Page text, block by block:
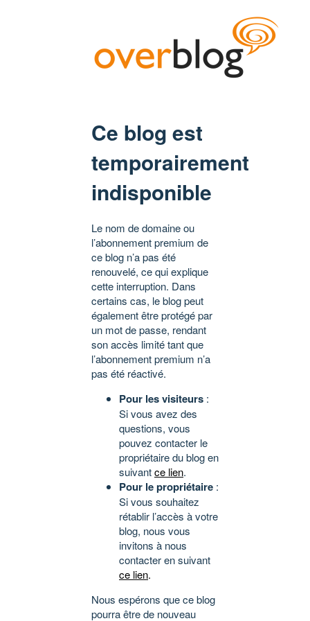
Ce blog est
temporairement
indisponible
Le nom de domaine ou
l’abonnement premium de
ce blog n’a pas été
renouvelé, ce qui explique
cette interruption. Dans
certains cas, le blog peut
également être protégé par
un mot de passe, rendant
son accès limité tant que
l’abonnement premium n’a
pas été réactivé.
Pour les visiteurs :
Si vous avez des
questions, vous
pouvez contacter le
propriétaire du blog en
suivantce lien.
Pour le propriétaire :
Si vous souhaitez
rétablir l’accès à votre
blog, nous vous
invitons à nous
contacter en suivant
ce lien.
Nous espérons que ce blog
pourra être de nouveau